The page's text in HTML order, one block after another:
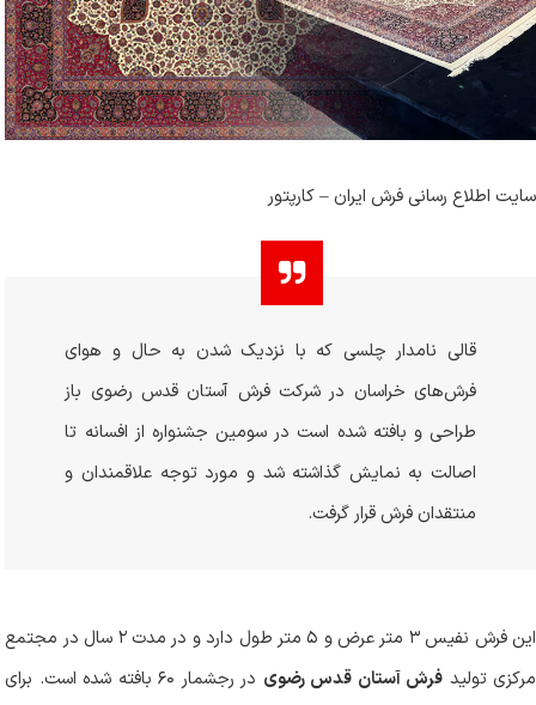
سایت اطلاع رسانی فرش ایران – کارپتور
قالی نامدار چلسی که با نزدیک شدن به حال و هوای
فرش‌های خراسان در شرکت فرش آستان قدس رضوی باز
طراحی و بافته شده است در سومین جشنواره از افسانه تا
اصالت به نمایش گذاشته شد و مورد توجه علاقمندان و
منتقدان فرش قرار گرفت.
این فرش نفیس ۳ متر عرض و ۵ متر طول دارد و در مدت ۲ سال در مجتمع
مرکزی تولید فرش آستان قدس رضوی
در رجشمار ۶۰ بافته شده است. برای